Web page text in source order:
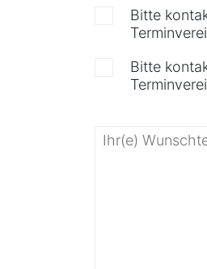
Bitte
Bitte